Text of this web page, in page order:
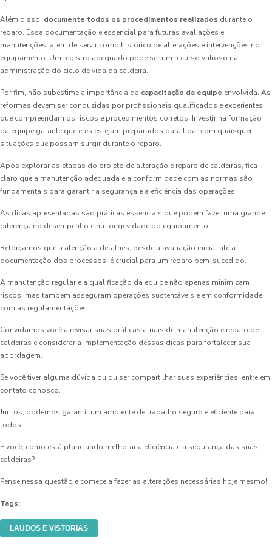
Além disso, documente todos os procedimentos realizados durante o
reparo. Essa documentação é essencial para futuras avaliações e
manutenções, além de servir como histórico de alterações e intervenções no
equipamento. Um registro adequado pode ser um recurso valioso na
administração do ciclo de vida da caldeira.
Por fim, não subestime a importância da capacitação da equipe envolvida. As
reformas devem ser conduzidas por profissionais qualificados e experientes,
que compreendam os riscos e procedimentos corretos. Investir na formação
da equipe garante que eles estejam preparados para lidar com quaisquer
situações que possam surgir durante o reparo.
Após explorar as etapas do projeto de alteração e reparo de caldeiras, fica
claro que a manutenção adequada e a conformidade com as normas são
fundamentais para garantir a segurança e a eficiência das operações.
As dicas apresentadas são práticas essenciais que podem fazer uma grande
diferença no desempenho e na longevidade do equipamento.
Reforçamos que a atenção a detalhes, desde a avaliação inicial até a
documentação dos processos, é crucial para um reparo bem-sucedido.
A manutenção regular e a qualificação da equipe não apenas minimizam
riscos, mas também asseguram operações sustentáveis e em conformidade
com as regulamentações.
Convidamos você a revisar suas práticas atuais de manutenção e reparo de
caldeiras e considerar a implementação dessas dicas para fortalecer sua
abordagem.
Se você tiver alguma dúvida ou quiser compartilhar suas experiências, entre em
contato conosco.
Juntos, podemos garantir um ambiente de trabalho seguro e eficiente para
todos.
E você, como está planejando melhorar a eficiência e a segurança das suas
caldeiras?
Pense nessa questão e comece a fazer as alterações necessárias hoje mesmo!
Tags:
LAUDOS E VISTORIAS